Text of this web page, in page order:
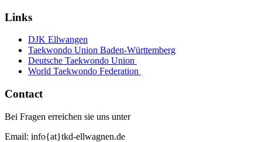
Links
DJK Ellwangen
Taekwondo Union Baden-Württemberg
Deutsche Taekwondo Union
World Taekwondo Federation
Contact
Bei Fragen erreichen sie uns unter
Email: info{at}tkd-ellwagnen.de